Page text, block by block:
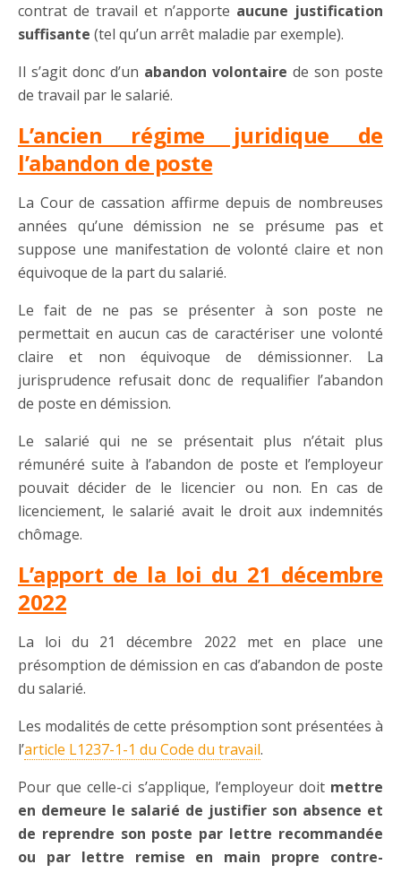
contrat de travail et n’apporte aucune justification
suffisante (tel qu’un arrêt maladie par exemple).
Il s’agit donc d’un abandon volontaire de son poste
de travail par le salarié.
L’ancien régime juridique de
l’abandon de poste
La Cour de cassation affirme depuis de nombreuses
années qu’une démission ne se présume pas et
suppose une manifestation de volonté claire et non
équivoque de la part du salarié.
Le fait de ne pas se présenter à son poste ne
permettait en aucun cas de caractériser une volonté
claire et non équivoque de démissionner. La
jurisprudence refusait donc de requalifier l’abandon
de poste en démission.
Le salarié qui ne se présentait plus n’était plus
rémunéré suite à l’abandon de poste et l’employeur
pouvait décider de le licencier ou non. En cas de
licenciement, le salarié avait le droit aux indemnités
chômage.
L’apport de la loi du 21 décembre
2022
La loi du 21 décembre 2022 met en place une
présomption de démission en cas d’abandon de poste
du salarié.
Les modalités de cette présomption sont présentées à
l’article L1237-1-1 du Code du travail.
Pour que celle-ci s’applique, l’employeur doit mettre
en demeure le salarié de justifier son absence et
de reprendre son poste par lettre recommandée
ou par lettre remise en main propre contre-